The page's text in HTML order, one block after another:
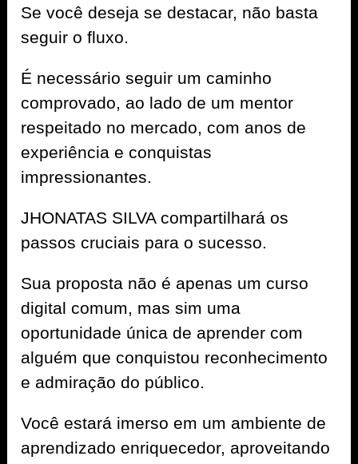
Se você deseja se destacar, não basta
seguir o fluxo.
É necessário seguir um caminho
comprovado, ao lado de um mentor
respeitado no mercado, com anos de
experiência e conquistas
impressionantes.
JHONATAS SILVA compartilhará os
passos cruciais para o sucesso.
Sua proposta não é apenas um curso
digital comum, mas sim uma
oportunidade única de aprender com
alguém que conquistou reconhecimento
e admiração do público.
Você estará imerso em um ambiente de
aprendizado enriquecedor, aproveitando